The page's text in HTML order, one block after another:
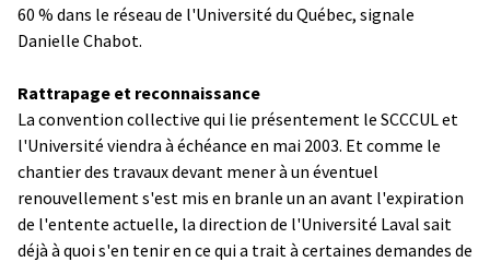
60 % dans le réseau de l'Université du Québec, signale
Danielle Chabot.
Rattrapage et reconnaissance
La convention collective qui lie présentement le SCCCUL et
l'Université viendra à échéance en mai 2003. Et comme le
chantier des travaux devant mener à un éventuel
renouvellement s'est mis en branle un an avant l'expiration
de l'entente actuelle, la direction de l'Université Laval sait
déjà à quoi s'en tenir en ce qui a trait à certaines demandes de